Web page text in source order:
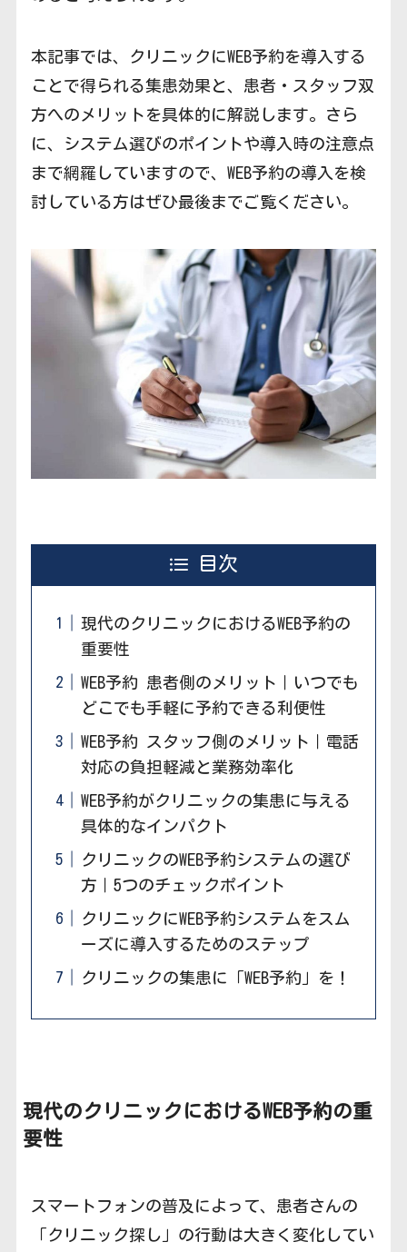
本記事では、クリニックにWEB予約を導入する
ことで得られる集患効果と、患者・スタッフ双
方へのメリットを具体的に解説します。さら
に、システム選びのポイントや導入時の注意点
まで網羅していますので、WEB予約の導入を検
討している方はぜひ最後までご覧ください。
目次
現代のクリニックにおけるWEB予約の
重要性
WEB予約 患者側のメリット｜いつでも
どこでも手軽に予約できる利便性
WEB予約 スタッフ側のメリット｜電話
対応の負担軽減と業務効率化
WEB予約がクリニックの集患に与える
具体的なインパクト
クリニックのWEB予約システムの選び
方｜5つのチェックポイント
クリニックにWEB予約システムをスム
ーズに導入するためのステップ
クリニックの集患に「WEB予約」を！
現代のクリニックにおけるWEB予約の重
要性
スマートフォンの普及によって、患者さんの
「クリニック探し」の行動は大きく変化してい